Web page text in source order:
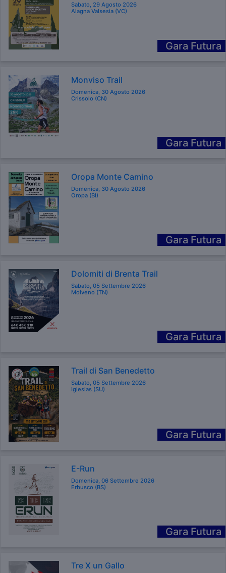
Sabato, 29 Agosto 2026
Alagna Valsesia (VC)
Gara Futura
Monviso Trail
Domenica, 30 Agosto 2026
Crissolo (CN)
Gara Futura
Oropa Monte Camino
Domenica, 30 Agosto 2026
Oropa (BI)
Gara Futura
Dolomiti di Brenta Trail
Sabato, 05 Settembre 2026
Molveno (TN)
Gara Futura
Trail di San Benedetto
Sabato, 05 Settembre 2026
Iglesias (SU)
Gara Futura
E-Run
Domenica, 06 Settembre 2026
Erbusco (BS)
Gara Futura
Tre X un Gallo